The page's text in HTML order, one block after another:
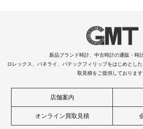
新品ブランド時計、中古時計の通販・時
ロレックス、パネライ、パテックフィリップをはじめとし
取見積をご提供しております
店舗案内
オンライン買取見積